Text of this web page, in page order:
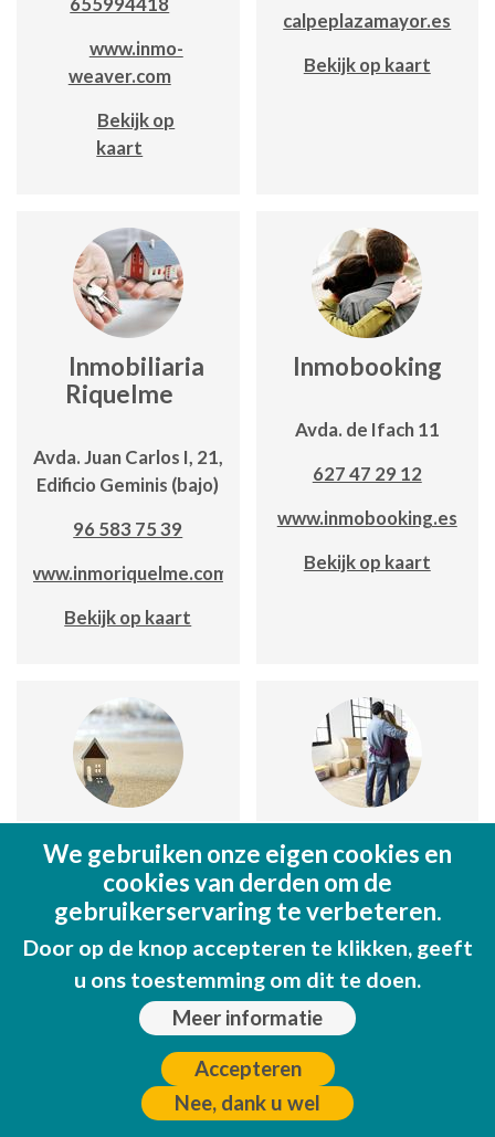
www.inmo-
weaver.com
Bekijk op
kaart
calpeplazamayor.es
Bekijk op kaart
Inmobiliaria
Riquelme
Avda. Juan Carlos I, 21,
Edificio Geminis (bajo)
96 583 75 39
www.inmoriquelme.com
Bekijk op kaart
Inmobooking
Avda. de Ifach 11
627 47 29 12
www.inmobooking.es
Bekijk op kaart
C/ Grecia nº 1
965 079 249
629 889 773
www.inmodreamcalpe.com
Bekijk op kaart
Villas
Ctra. Calpe-
Moraira, km. 1;
Urb. Les
Bassetes, 2 D
96 583 62 28
www.inter-
villas.com
We gebruiken onze eigen cookies en
cookies van derden om de
gebruikerservaring te verbeteren.
Door op de knop accepteren te klikken, geeft
u ons toestemming om dit te doen.
Meer informatie
Accepteren
Nee, dank u wel